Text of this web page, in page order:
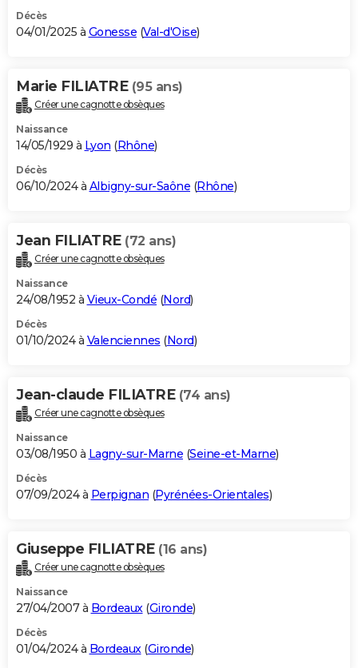
Décès
04/01/2025 à Gonesse (Val-d'Oise)
Marie FILIATRE (95 ans)
Créer une cagnotte obsèques
Naissance
14/05/1929 à Lyon (Rhône)
Décès
06/10/2024 à Albigny-sur-Saône (Rhône)
Jean FILIATRE (72 ans)
Créer une cagnotte obsèques
Naissance
24/08/1952 à Vieux-Condé (Nord)
Décès
01/10/2024 à Valenciennes (Nord)
Jean-claude FILIATRE (74 ans)
Créer une cagnotte obsèques
Naissance
03/08/1950 à Lagny-sur-Marne (Seine-et-Marne)
Décès
07/09/2024 à Perpignan (Pyrénées-Orientales)
Giuseppe FILIATRE (16 ans)
Créer une cagnotte obsèques
Naissance
27/04/2007 à Bordeaux(Gironde)
Décès
01/04/2024 à Bordeaux(Gironde)